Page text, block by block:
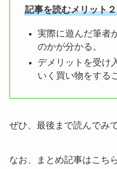
記事を読むメリット
実際に遊んだ筆者
のかが分かる。
デメリットを受け
いく買い物をする
ぜひ、最後まで読んでみ
なお、まとめ記事はこち